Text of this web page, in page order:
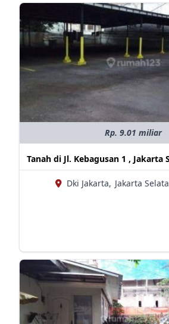
Rp. 9.01 miliar
Tanah di Jl. Kebagusan 1 , Jakarta
Dki Jakarta, Jakarta